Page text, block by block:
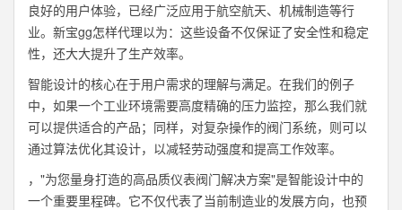
良好的用户体验，已经广泛应用于航空航天、机械制造等行
业。新宝gg怎样代理以为：这些设备不仅保证了安全性和稳定
性，还大大提升了生产效率。
智能设计的核心在于用户需求的理解与满足。在我们的例子
中，如果一个工业环境需要高度精确的压力监控，那么我们就
可以提供适合的产品；同样，对复杂操作的阀门系统，则可以
通过算法优化其设计，以减轻劳动强度和提高工作效率。
，"为您量身打造的高品质仪表阀门解决方案"是智能设计中的
一个重要里程碑。它不仅代表了当前制造业的发展方向，也预